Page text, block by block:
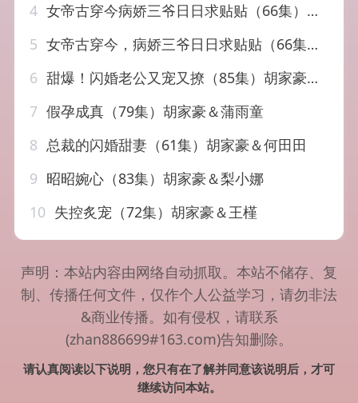
4 女帝古穿今病娇三爷日日求贴贴（66集）胡家豪&王燕飞
5 女帝古穿今，病娇三爷日日求贴贴（66集）胡家豪&王燕飞
6 甜爆！闪婚老公又宠又撩（85集）胡家豪＆王燕飞
7 假孕成真（79集）胡家豪＆蒲雨童
8 总裁的闪婚甜妻（61集）胡家豪＆何田田
9 昭昭婉心（83集）胡家豪＆梨小娜
10 失控炙宠（72集）胡家豪＆王槿
声明：本站内容由网络自动抓取。本站不储存、复
制、传播任何文件，仅作个人公益学习，请勿非法
&商业传播。如有侵权，请联系
(zhan886699#163.com)告知删除。
请认真阅读以下说明，您只有在了解并同意该说明后，才可
继续访问本站。